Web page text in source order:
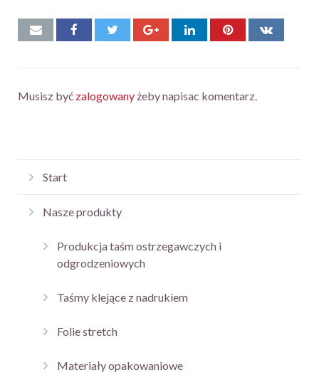
Musisz być zalogowanyżeby napisac komentarz.
Start
Nasze produkty
Produkcja taśm ostrzegawczych i
odgrodzeniowych
Taśmy klejące z nadrukiem
Folie stretch
Materiały opakowaniowe